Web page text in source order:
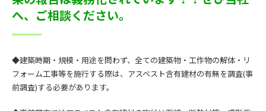
へ、ご相談ください。
◆建築時期・規模・用途を問わず、全ての建築物・工作物の解体・リ
フォーム工事等を施行する際は、アスベスト含有建材の有無を調査(事
前調査)する必要があります。